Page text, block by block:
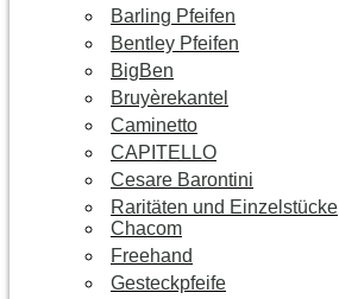
Barling Pfeifen
Bentley Pfeifen
BigBen
Bruyèrekantel
Caminetto
CAPITELLO
Cesare Barontini
Raritäten und Einzelstücke
Chacom
Freehand
Gesteckpfeife